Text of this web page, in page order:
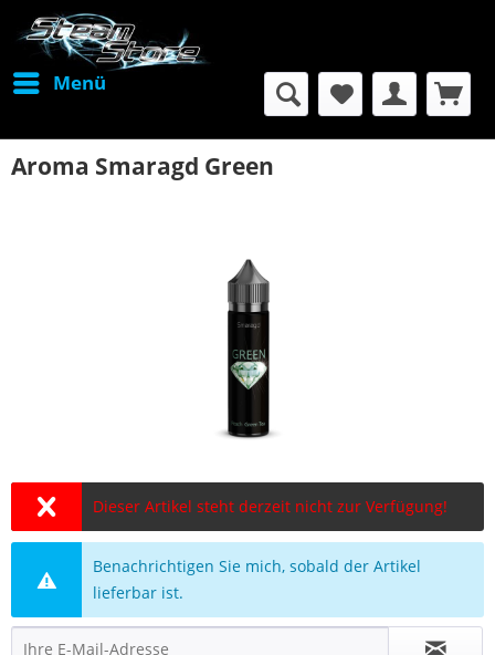
Menü
Aroma Smaragd Green
Dieser Artikel steht derzeit nicht zur Verfügung!
Benachrichtigen Sie mich, sobald der Artikel
lieferbar ist.